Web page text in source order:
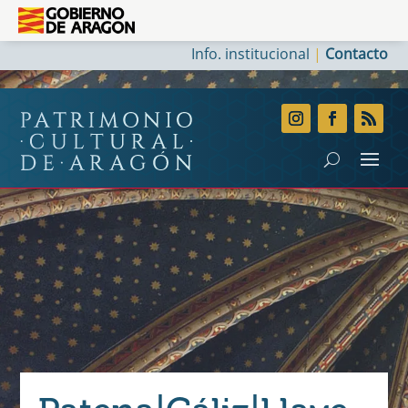
Info. institucional Contacto